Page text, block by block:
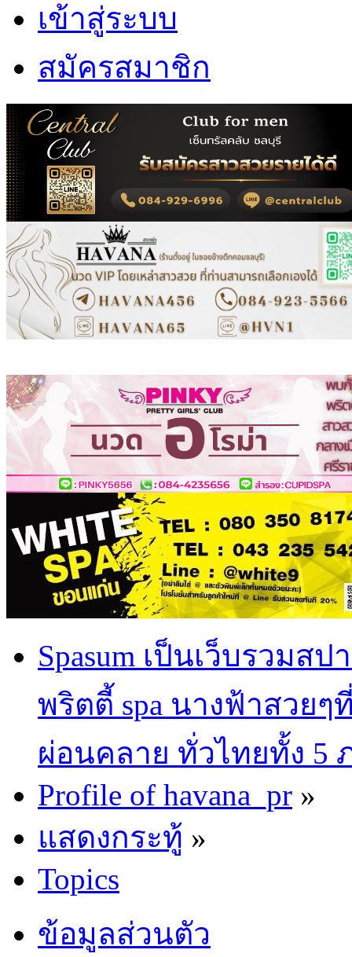
เข้าสู่ระบบ
สมัครสมาชิก
Spasum เป็นเว็บรวม
พริตตี้ spa นางฟ้าสวย
ผ่อนคลาย ทั่วไทยทั้ง 5
Profile of havana_pr »
แสดงกระทู้ »
Topics
ข้อมูลส่วนตัว